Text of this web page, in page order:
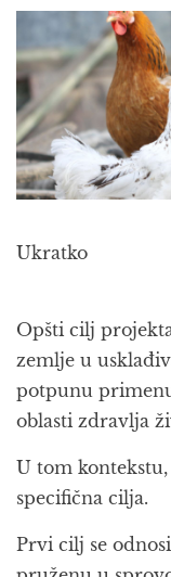
Ukratko
Opšti cilj
zemlje u
potpunu
oblasti zdravlja
U tom
specifična cilja.
Prvi cilj se